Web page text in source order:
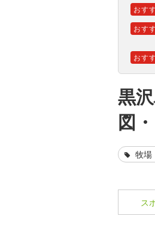
おす
おす
おす
黒
図
牧場
ス